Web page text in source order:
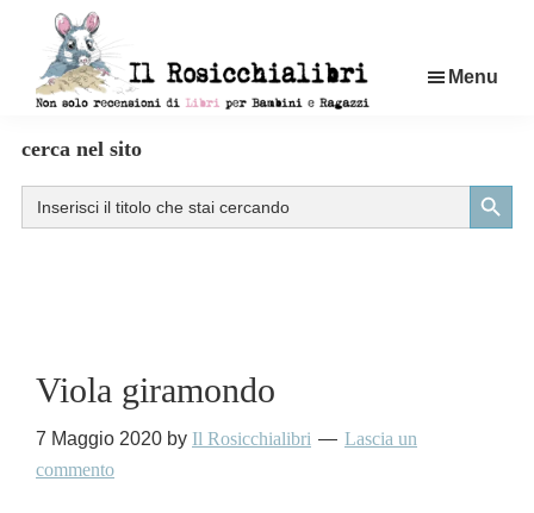
contenuto
di
libri
per
Menu
cerca nel sito
Search
for:
Search Button
Viola giramondo
7 Maggio 2020 by Il Rosicchialibri
Lascia un
commento